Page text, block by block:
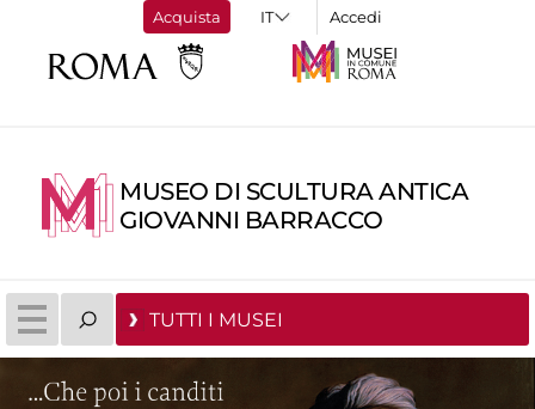
Acquista Accedi
MUSEO DI SCULTURA ANTICA
GIOVANNI BARRACCO
TUTTI I MUSEI